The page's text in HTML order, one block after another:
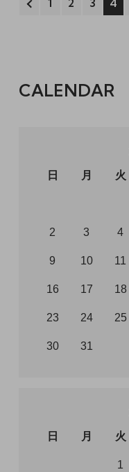
1 2 3 4
CALENDAR
日
月 火
2 3 4
9 10 11
16 17 18
23 24 25
30 31
日
月 火
1